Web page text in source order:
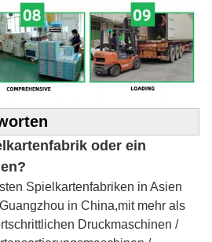
oder ein
Spielkartenfabriken in Asien
in China,mit mehr als
Druckmaschinen /